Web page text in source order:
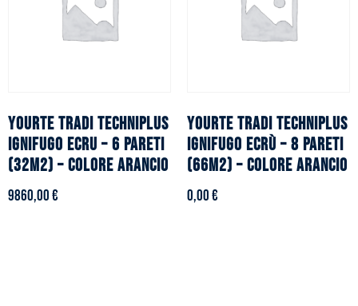
YOURTE TRADI TECHNIPLUS
ignifugo ecru – 6 pareti
(32m2) – Colore arancio
9860,00€
YOURTE TRADI TECHNIPLUS
ignifugo ecrù – 8 pareti
(66m2) – Colore arancio
0,00€